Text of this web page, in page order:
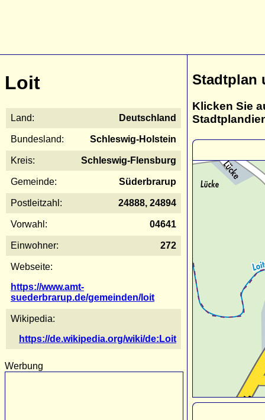
Loit
Land: Deutschland
Bundesland: Schleswig-Holstein
Kreis: Schleswig-Flensburg
Gemeinde: Süderbrarup
Postleitzahl: 24888, 24894
Vorwahl: 04641
Einwohner: 272
Webseite:
https://www.amt-
suederbrarup.de/gemeinden/loit
Wikipedia:
https://de.wikipedia.org/wiki/de:Loit
Werbung
Stadtplan
Klicken Sie